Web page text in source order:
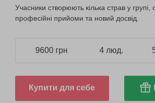
Учасники створюють кілька страв у
професійні прийоми та новий досвід.
9600 грн 4 люд.
Купити для себе